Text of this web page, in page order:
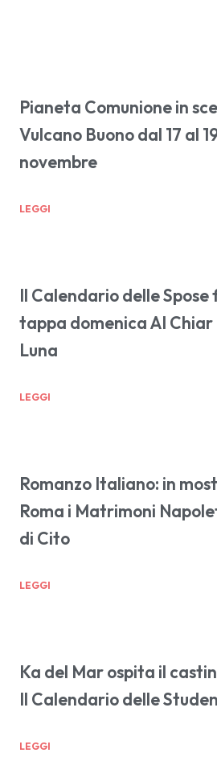
Pianeta Comunione in
Vulcano Buono dal 17 al
novembre
LEGGI
Il Calendario delle Spose
tappa domenica Al Chiar
Luna
LEGGI
Romanzo Italiano: in
Roma i Matrimoni
di Cito
LEGGI
Ka del Mar ospita il
Il Calendario delle
LEGGI